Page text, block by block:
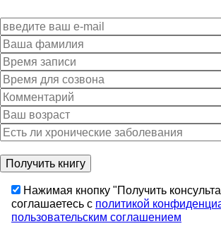
Нажимая кнопку "Получить
соглашаетесь с политикой
пользовательским соглашением